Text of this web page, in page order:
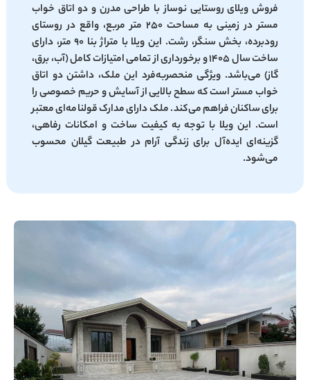
فروش ویلای روستایی نوساز با طراحی مدرن و دو اتاق خواب
مستر در زمینی به مساحت ۲۵۰ متر مربع، واقع در روستای
رودبرده، بخش سنگر، رشت. این ویلا با متراژ بنا ۹۰ متر، دارای
ساخت سال ۱۴۰۵ و برخورداری از تمامی امتیازات کامل (آب، برق،
گاز) می‌باشد. ویژگی منحصربه‌فرد این ملک، داشتن دو اتاق
خواب مستر است که سطح بالایی از آسایش و حریم خصوصی را
برای ساکنان فراهم می‌کند. ملک دارای مدارک قولنامه‌ای معتبر
است. این ویلا با توجه به کیفیت ساخت و امکانات رفاهی،
گزینه‌ای ایده‌آل برای زندگی آرام در طبیعت گیلان محسوب
می‌شود.